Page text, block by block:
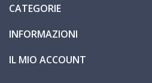
CATEGORIE
INFORMAZIONI
IL MIO ACCOUNT